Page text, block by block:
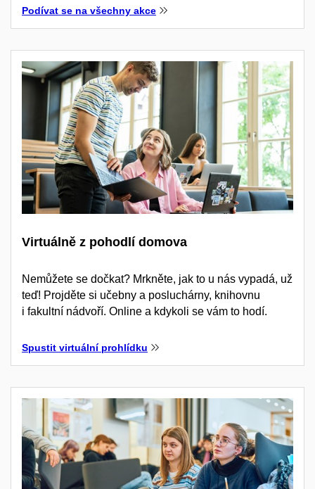
Podívat se na všechny akce
Virtuálně z pohodlí domova
Nemůžete se dočkat? Mrkněte, jak to u nás vypadá, už
teď! Projděte si učebny a posluchárny, knihovnu
i fakultní nádvoří. Online a kdykoli se vám to hodí.
Spustit virtuální prohlídku